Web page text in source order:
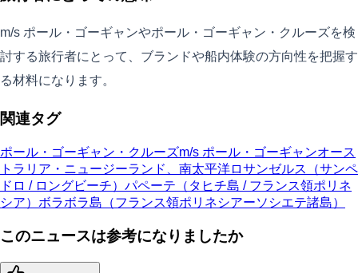
m/s ポール・ゴーギャンやポール・ゴーギャン・クルーズを検
討する旅行者にとって、ブランドや船内体験の方向性を把握す
る材料になります。
関連タグ
ポール・ゴーギャン・クルーズm/s ポール・ゴーギャンオース
トラリア・ニュージーランド、南太平洋ロサンゼルス（サンペ
ドロ / ロングビーチ） パペーテ（タヒチ島 / フランス領ポリネ
シア） ボラボラ島（フランス領ポリネシアーソシエテ諸島）
このニュースは参考になりましたか